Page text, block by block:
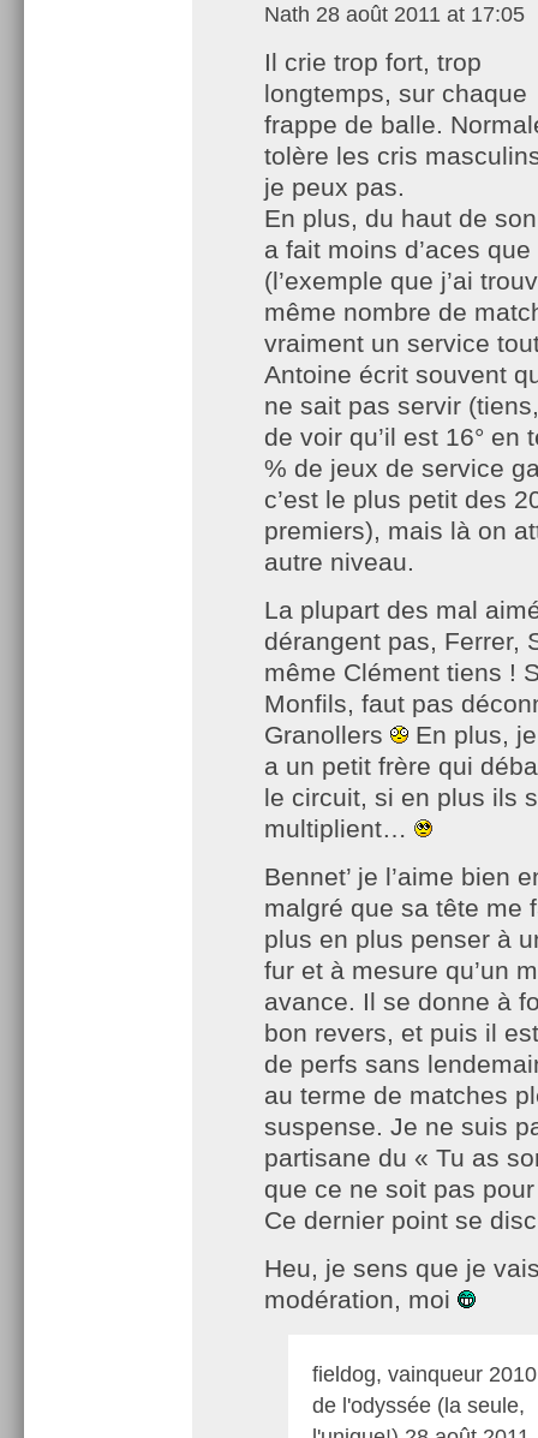
Nath 28 août 2011 at 17:05
Il crie trop fort, trop
longtemps, sur chaque
frappe de balle.
tolère les cris
je peux pas.
En plus, du haut de
a fait moins d’aces
(l’exemple que j’ai
même nombre de
vraiment un service
Antoine écrit souvent
ne sait pas servir
de voir qu’il est 16° en
% de jeux de service
c’est le plus petit des
premiers), mais là on
autre niveau.
La plupart des mal
dérangent pas, Ferrer,
même Clément tiens !
Monfils, faut pas
Granollers
En plus,
a un petit frère qui
le circuit, si en plus ils
multiplient…
Bennet’ je l’aime bien
malgré que sa tête me
plus en plus penser à
fur et à mesure qu’un
avance. Il se donne à
bon revers, et puis il
de perfs sans
au terme de matches
suspense. Je ne suis
partisane du « Tu as
que ce ne soit pas
Ce dernier point se
Heu, je sens que je
modération, moi
fieldog, vainqueur 2010
de l'odyssée (la seule,